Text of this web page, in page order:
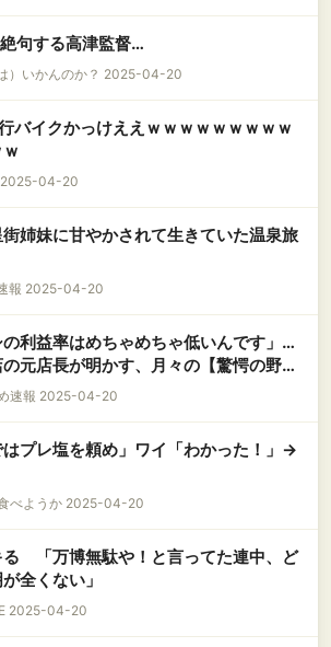
句する高津監督…
は）いかんのか？ 2025-04-20
バイクかっけええｗｗｗｗｗｗｗｗｗ
2025-04-20
街姉妹に甘やかされて生きていた温泉旅
報 2025-04-20
の利益率はめちゃめちゃ低いんです」…
元店長が明かす、月々の【驚愕の野菜
速報 2025-04-20
プレ塩を頼め」ワイ「わかった！」→
べようか 2025-04-20
る 「万博無駄や！と言ってた連中、ど
全くない」
2025-04-20